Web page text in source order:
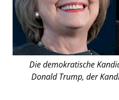
Die demokratische
Donald Trump, der